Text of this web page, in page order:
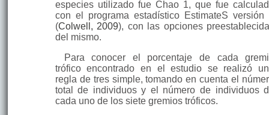
especies utilizado fue Chao 1, que fue
con el programa estadístico EstimateS versión
(Colwell, 2009), con las opciones
del mismo.
Para conocer el porcentaje de cada
trófico encontrado en el estudio se realizó
regla de tres simple, tomando en cuenta el
total de individuos y el número de individuos
cada uno de los siete gremios tróficos.